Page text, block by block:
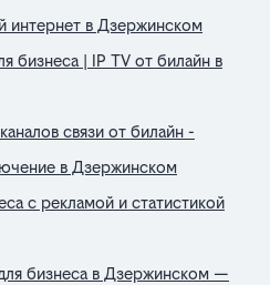
интернет в Дзержинском
бизнеса | IP TV от билайн в
связи от билайн -
в Дзержинском
с рекламой и статистикой
бизнеса в Дзержинском —